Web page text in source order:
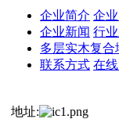
企业简介 企
企业新闻 行
多层实木复合
联系方式 在
地址: